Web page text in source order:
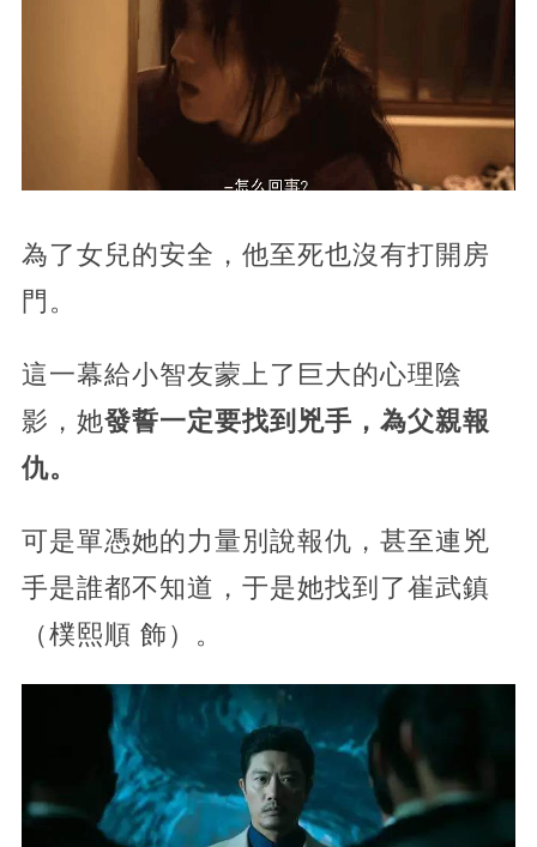
‍為了女兒的安全，他至死也沒有打開房
門。
這一幕給小智友蒙上了巨大的心理陰
影，她發誓一定要找到兇手，為父親報
仇。
可是單憑她的力量別說報仇，甚至連兇
手是誰都不知道，于是她找到了崔武鎮
（樸熙順 飾）。